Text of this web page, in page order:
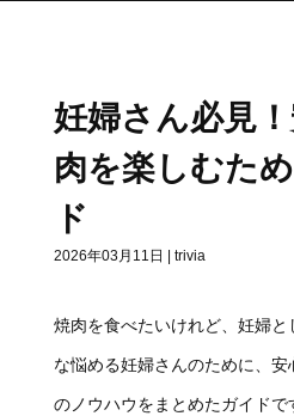
妊婦さん必見
肉を楽しむた
ド
2026年03月11日 trivia
焼肉を食べたいけれど、妊婦
な悩める妊婦さんのために、
のノウハウをまとめたガイドで